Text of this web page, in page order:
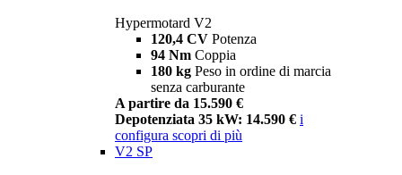
Hypermotard V2
120,4 CV Potenza
94 Nm Coppia
180 kg Peso in ordine di marcia
senza carburante
A partire da 15.590 €
Depotenziata 35 kW: 14.590 € i
configura scopri di più
V2 SP